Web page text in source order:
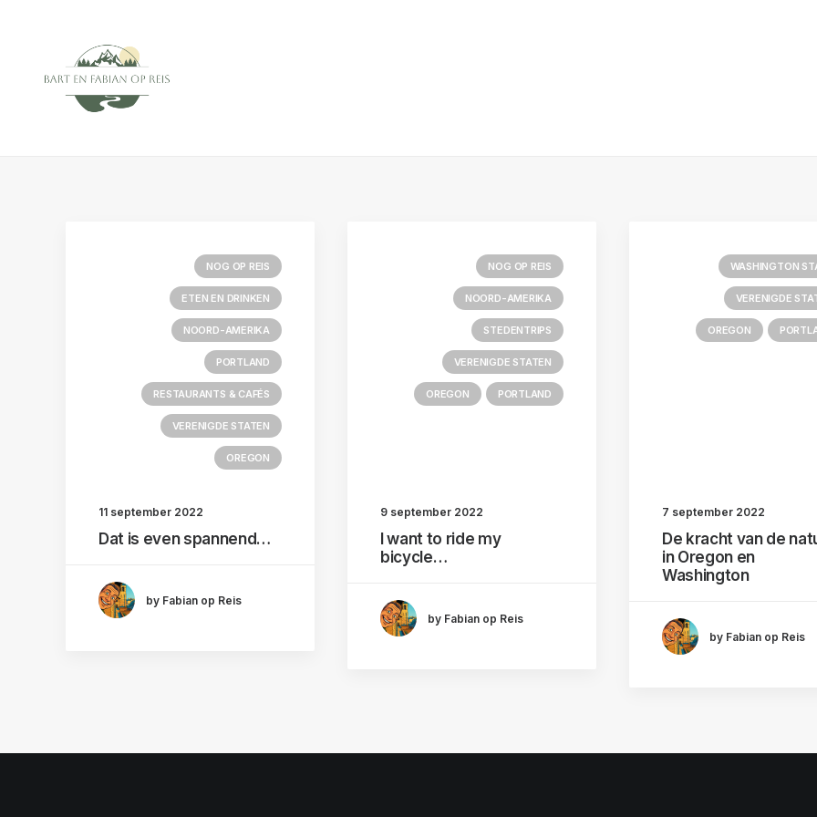
NOG OP REIS
ETEN EN DRINKEN
NOORD-AMERIKA
PORTLAND
RESTAURANTS & CAFÉS
VERENIGDE STATEN
OREGON
11 september 2022
Dat is even spannend…
by Fabian op Reis
NOG OP REIS
NOORD-AMERIKA
STEDENTRIPS
VERENIGDE STATEN
OREGON PORTLAND
9 september 2022
I want to ride my
bicycle…
by Fabian op Reis
WASHINGTON
VERENIGDE
OREGON
7 september 2022
De kracht van de
in Oregon en
Washington
by Fabian op Reis